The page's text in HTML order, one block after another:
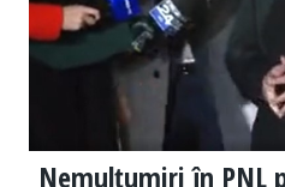
Nemulțumiri în PNL